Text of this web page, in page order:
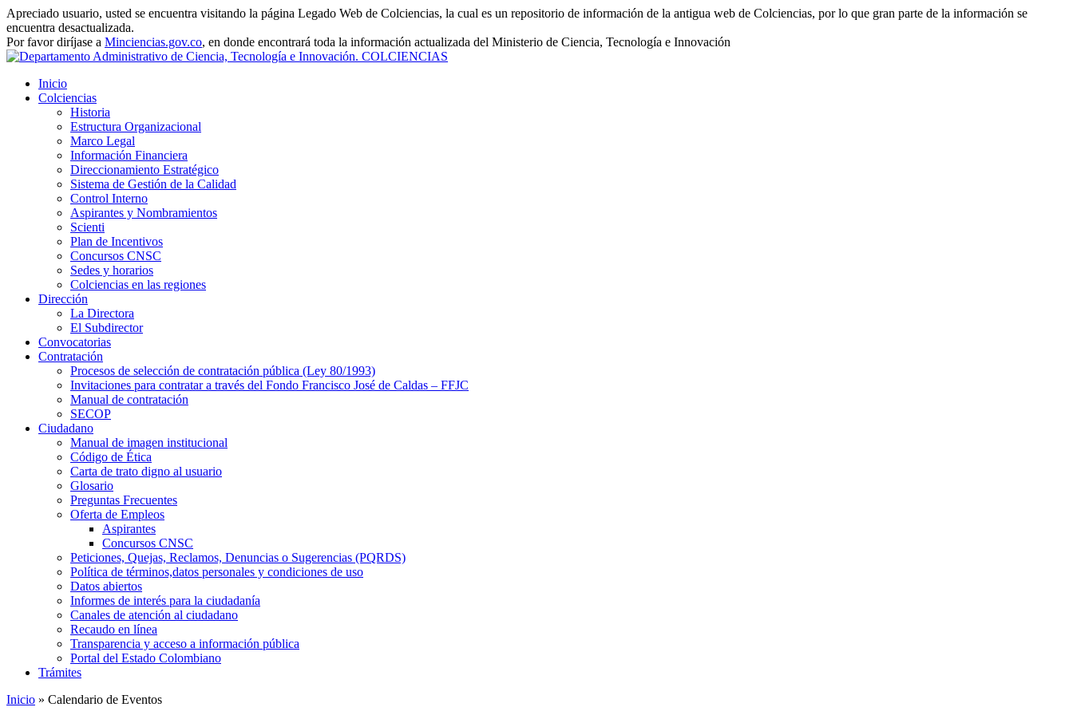
Apreciado usuario, usted se encuentra visitando la página Legado Web de Colciencias, la cual es un repositorio de información de la antigua web de Colciencias, por lo que gran parte de la información se
encuentra desactualizada.
Por favor diríjase a Minciencias.gov.co, en donde encontrará toda la información actualizada del Ministerio de Ciencia, Tecnología e Innovación
Inicio
Colciencias
Historia
Estructura Organizacional
Marco Legal
Información Financiera
Direccionamiento Estratégico
Sistema de Gestión de la Calidad
Control Interno
Aspirantes y Nombramientos
Scienti
Plan de Incentivos
Concursos CNSC
Sedes y horarios
Colciencias en las regiones
Dirección
La Directora
El Subdirector
Convocatorias
Contratación
Procesos de selección de contratación pública (Ley 80/1993)
Invitaciones para contratar a través del Fondo Francisco José de Caldas – FFJC
Manual de contratación
SECOP
Ciudadano
Manual de imagen institucional
Código de Ética
Carta de trato digno al usuario
Glosario
Preguntas Frecuentes
Oferta de Empleos
Aspirantes
Concursos CNSC
Peticiones, Quejas, Reclamos, Denuncias o Sugerencias (PQRDS)
Política de términos,datos personales y condiciones de uso
Datos abiertos
Informes de interés para la ciudadanía
Canales de atención al ciudadano
Recaudo en línea
Transparencia y acceso a información pública
Portal del Estado Colombiano
Trámites
Inicio » Calendario de Eventos